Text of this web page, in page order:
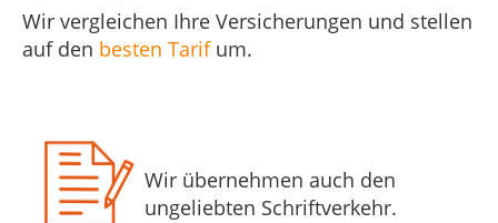
Wir vergleichen Ihre Versicherungen und stellen
auf den besten Tarifum.
Wir übernehmen auch den
ungeliebten Schriftverkehr.